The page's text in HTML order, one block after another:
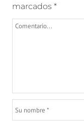
marcados *